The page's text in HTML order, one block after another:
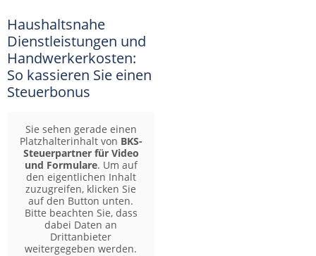
Haushaltsnahe
Dienstleistungen und
Handwerkerkosten:
So kassieren Sie einen
Steuerbonus
Sie sehen gerade einen
Platzhalterinhalt von BKS-
Steuerpartner für Video
und Formulare. Um auf
den eigentlichen Inhalt
zuzugreifen, klicken Sie
auf den Button unten.
Bitte beachten Sie, dass
dabei Daten an
Drittanbieter
weitergegeben werden.